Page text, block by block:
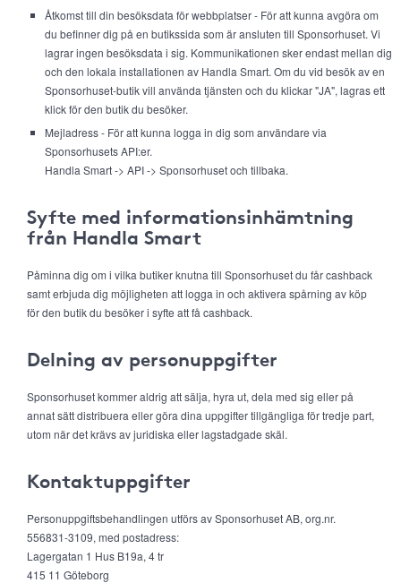
Åtkomst till din besöksdata för webbplatser - För att kunna avgöra om
du befinner dig på en butikssida som är ansluten till Sponsorhuset. Vi
lagrar ingen besöksdata i sig. Kommunikationen sker endast mellan dig
och den lokala installationen av Handla Smart. Om du vid besök av en
Sponsorhuset-butik vill använda tjänsten och du klickar "JA", lagras ett
klick för den butik du besöker.
Mejladress - För att kunna logga in dig som användare via
Sponsorhusets API:er.
Handla Smart -> API -> Sponsorhuset och tillbaka.
Syfte med informationsinhämtning
från Handla Smart
Påminna dig om i vilka butiker knutna till Sponsorhuset du får cashback
samt erbjuda dig möjligheten att logga in och aktivera spårning av köp
för den butik du besöker i syfte att få cashback.
Delning av personuppgifter
Sponsorhuset kommer aldrig att sälja, hyra ut, dela med sig eller på
annat sätt distribuera eller göra dina uppgifter tillgängliga för tredje part,
utom när det krävs av juridiska eller lagstadgade skäl.
Kontaktuppgifter
Personuppgiftsbehandlingen utförs av Sponsorhuset AB, org.nr.
556831-3109, med postadress:
Lagergatan 1 Hus B19a, 4 tr
415 11 Göteborg